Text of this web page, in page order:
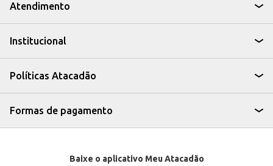
Atendimento
Institucional
Políticas Atacadão
Formas de pagamento
Baixe o aplicativo Meu Atacadão